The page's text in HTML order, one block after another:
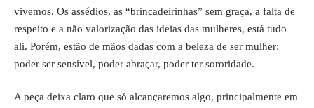
vivemos. Os assédios, as “brincadeirinhas” sem graça, a falta de
respeito e a não valorização das ideias das mulheres, está tudo
ali. Porém, estão de mãos dadas com a beleza de ser mulher:
poder ser sensível, poder abraçar, poder ter sororidade.
A peça deixa claro que só alcançaremos algo, principalmente em